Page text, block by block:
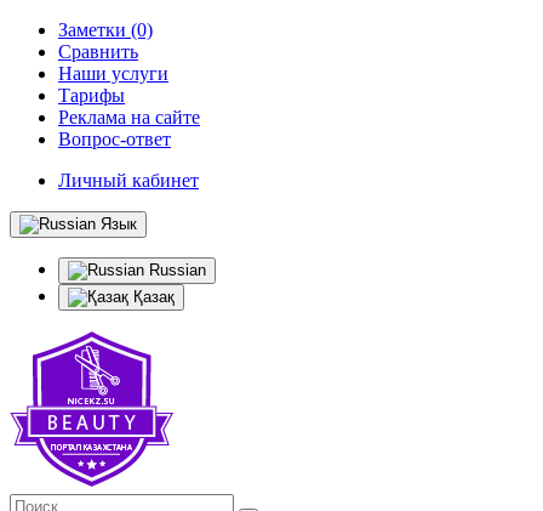
Заметки (0)
Сравнить
Наши услуги
Тарифы
Реклама на сайте
Вопрос-ответ
Личный кабинет
Язык
Russian
Қазақ